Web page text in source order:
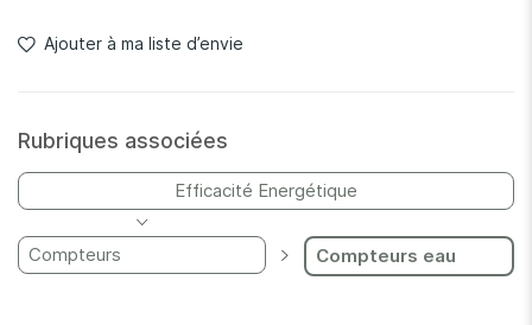
l’écoulement du flux. Il garantit l’adéquation parfaite entre
Ajouter à ma liste d’envie
Rubriques associées
Efficacité Energétique
Compteurs Compteurs eau